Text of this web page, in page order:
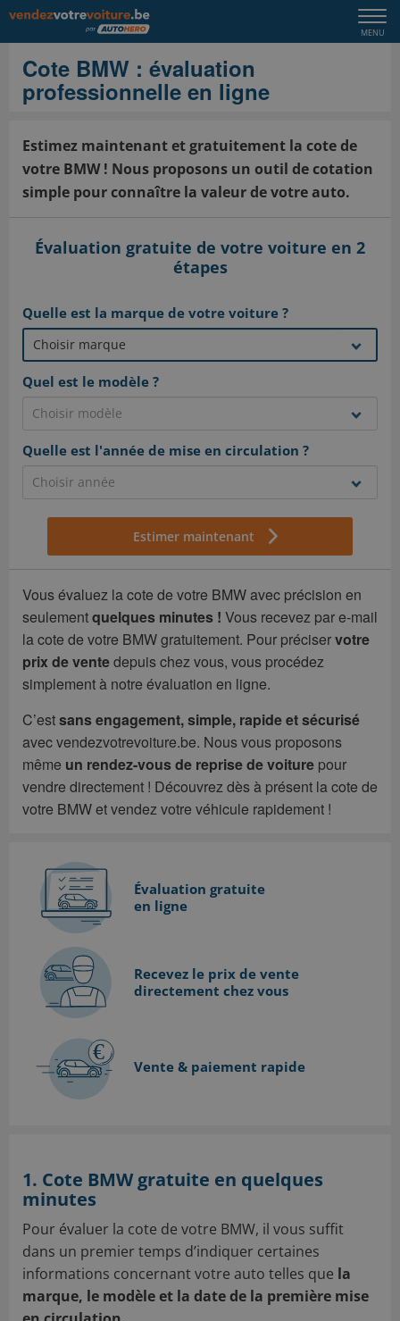
MENU
Cote BMW : évaluation
professionnelle en ligne
Estimez maintenant et gratuitement la cote de
votre BMW ! Nous proposons un outil de cotation
simple pour connaître la valeur de votre auto.
Évaluation gratuite de votre voiture en 2
étapes
Quelle est la marque de votre voiture ?
Quel est le modèle ?
Quelle est l'année de mise en circulation ?
Estimer maintenant
Vous évaluez la cote de votre BMW avec précision en
seulementquelques minutes ! Vous recevez par e-mail
la cote de votre BMW gratuitement. Pour préciservotre
prix de ventedepuis chez vous, vous procédez
simplement à notre évaluation en ligne.
C’estsans engagement, simple, rapide et sécurisé
avec vendezvotrevoiture.be. Nous vous proposons
même un rendez-vous de reprise de voiture pour
vendre directement ! Découvrez dès à présent la cote de
votre BMW et vendez votre véhicule rapidement !
Évaluation gratuite
en ligne
Recevez le prix de vente
directement chez vous
Vente & paiement rapide
1. Cote BMW gratuite en quelques
minutes
Pour évaluer la cote de votre BMW, il vous suffit
dans un premier temps d’indiquer certaines
informations concernant votre auto telles que la
marque, le modèle et la date de la première mise